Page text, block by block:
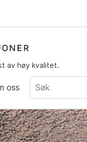
av høy kvalitet.
oss